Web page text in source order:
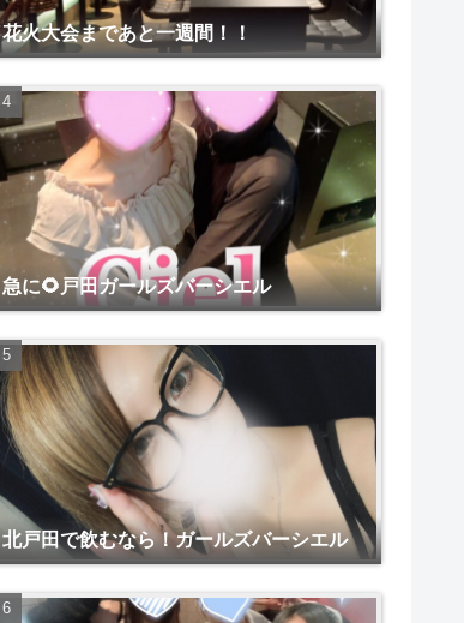
花火大会まであと一週間！！
急に🌻戸田ガールズバーシエル
北戸田で飲むなら！ガールズバーシエル